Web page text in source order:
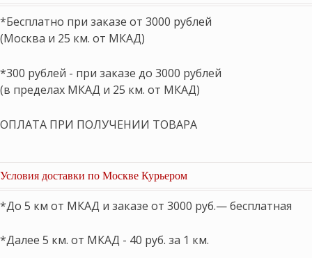
*Бесплатно при заказе от 3000 рублей
(Москва и 25 км. от МКАД)
*300 рублей - при заказе до 3000 рублей
(в пределах МКАД и 25 км. от МКАД)
ОПЛАТА ПРИ ПОЛУЧЕНИИ ТОВАРА
Условия доставки по Москве Курьером
*До 5 км от МКАД и заказе от 3000 руб.— бесплатная
*Далее 5 км. от МКАД - 40 руб. за 1 км.